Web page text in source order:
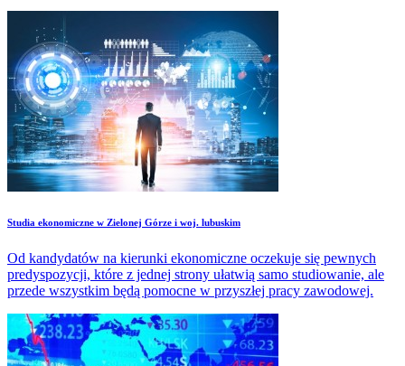
Studia ekonomiczne w Zielonej Górze i woj. lubuskim
Od kandydatów na kierunki ekonomiczne oczekuje się pewnych
predyspozycji, które z jednej strony ułatwią samo studiowanie, ale
przede wszystkim będą pomocne w przyszłej pracy zawodowej.